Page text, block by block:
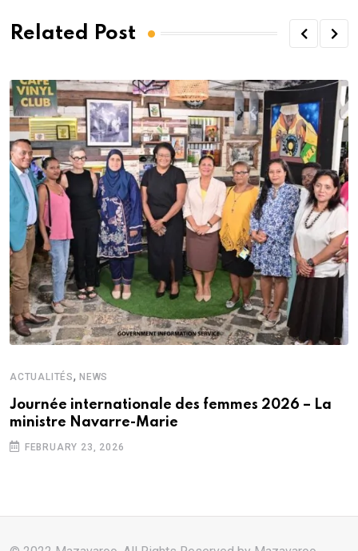
Related Post
ACTUALITÉS, NEWS
Journée internationale des femmes 2026 – La
ministre Navarre-Marie
FEBRUARY 23, 2026